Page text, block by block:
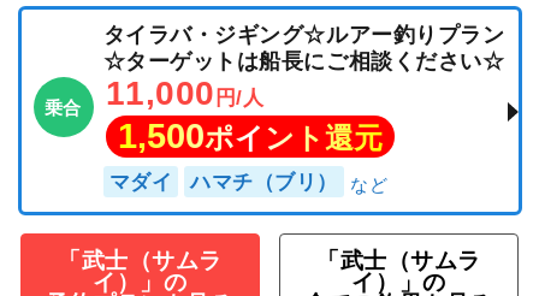
乗合
タイラバ・ジギング☆ルアー釣りプラン
☆ターゲットは船長にご相談ください☆
11,000 円/人
1,500ポイント還元
マダイ ハマチ（ブリ）
「武士（サムラ
イ）」の
「武士（サムラ
イ）」の